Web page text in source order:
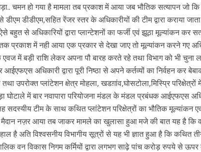
चमन हो गया है मामला तब प्रकाश में आया जब भौतिक सत्यापन जो
डीएम डीडीएम,सहित रेंजर स्तर के अधिकारीयों की टीम द्वारा कराया
बहुत से अधिकारियों द्वारा प्लान्टेशनों का फर्जी एवं झूठा मूल्यांकन कर
प्रकाश में नही आया एक प्रकार से देखा जाए तो मूल्यांकन करने गए
में बड़ी राशि लेकर अपना पौ बारह करते रहे तथा विभाग को भी चुना
आईएफएस अधिकारी द्वारा पूरी निष्ठा से अपने कर्तव्यों का निर्वहन कर
तथा उपरोक्त प्लांटेशन क्षेत्र मोहला, खडग़ांव,घोसटोला,मिस्प्रि
घोटाले में बार नवापारा परियोजना मंडल के मंडल प्रबंधक आईएफएस
सदस्यीय टीम के साथ कथित प्लांटेशन परिक्षेत्रों का भौतिक मूल्यांकन
नज़र आया तब जाकर मामले का खुलासा हुआ मजे की बात यह है कि
है अति विश्वसनीय विभागीय सूत्रों से यह भी ज्ञात हुआ है कि कथित
वन विकास निगम कर्मियों द्वारा लगभग साढ़े पांच करोड़ रुपये से